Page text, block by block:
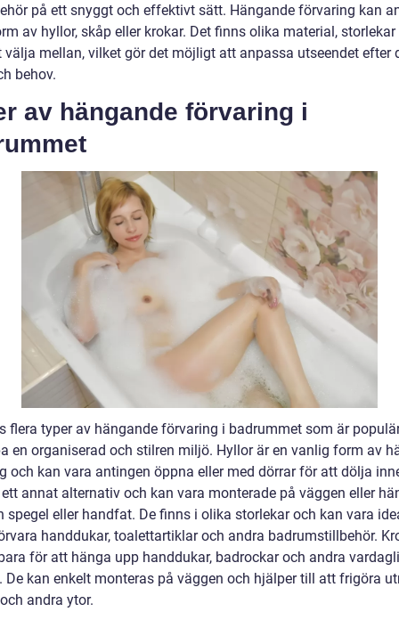
på ett snyggt och effektivt sätt. Hängande förvaring kan
av hyllor, skåp eller krokar. Det finns olika material, storlekar
välja mellan, vilket gör det möjligt att anpassa utseendet efter
behov.
av hängande förvaring i
flera typer av hängande förvaring i badrummet som är
en organiserad och stilren miljö. Hyllor är en vanlig form av
och kan vara antingen öppna eller med dörrar för att dölja
annat alternativ och kan vara monterade på väggen eller
spegel eller handfat. De finns i olika storlekar och kan vara
handdukar, toalettartiklar och andra badrumstillbehör.
för att hänga upp handdukar, badrockar och andra
De kan enkelt monteras på väggen och hjälper till att frigöra
andra ytor.